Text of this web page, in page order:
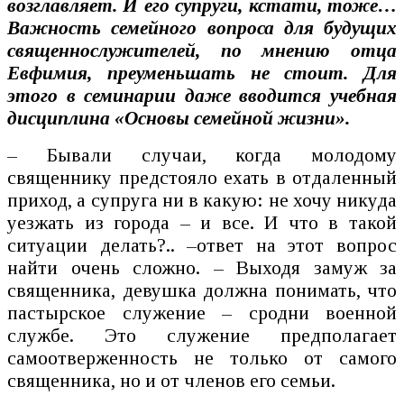
возглавляет. И его супруги, кстати, тоже…
Важность семейного вопроса для будущих
священнослужителей, по мнению отца
Евфимия, преуменьшать не стоит. Для
этого в семинарии даже вводится учебная
дисциплина «Основы семейной жизни».
– Бывали случаи, когда молодому
священнику предстояло ехать в отдаленный
приход, а супруга ни в какую: не хочу никуда
уезжать из города – и все. И что в такой
ситуации делать?.. –ответ на этот вопрос
найти очень сложно. – Выходя замуж за
священника, девушка должна понимать, что
пастырское служение – сродни военной
службе. Это служение предполагает
самоотверженность не только от самого
священника, но и от членов его семьи.